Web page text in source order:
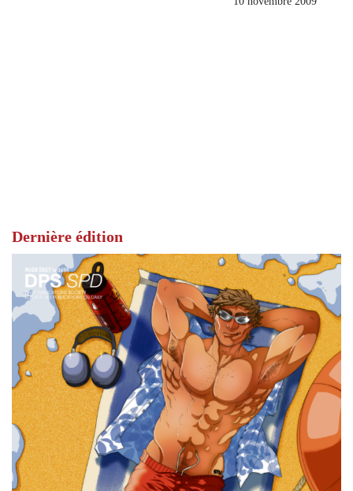
Dernière édition